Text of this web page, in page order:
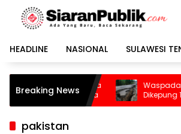
Langsung
konten
HEADLINE
NASIONAL SULAWESI
Breaking NewsWaspada! BMKG Ungkap
Dikepung 13 Sesar Aktif,
Sudah Terekam
pakistan